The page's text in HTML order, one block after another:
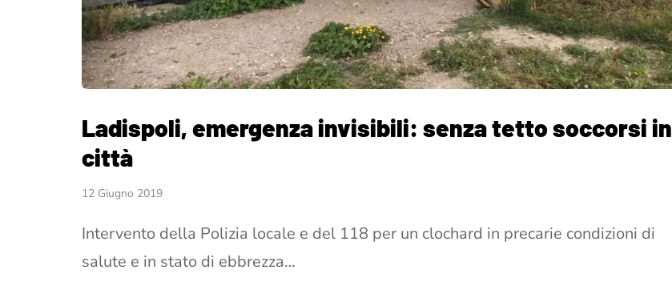
Ladispoli, emergenza invisibili: senza tetto soccorsi in
città
12 Giugno 2019
Intervento della Polizia locale e del 118 per un clochard in precarie condizioni di
salute e in stato di ebbrezza…